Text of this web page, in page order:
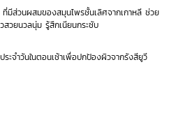
ส่วนผสมของสมุนไพรชั้นเลิศจากเกาหลี ช่วย
วยนวลนุ่ม รู้สึกเนียนกระชับ
ะจำวันในตอนเช้าเพื่อปกป้องผิวจากรังสียูวี